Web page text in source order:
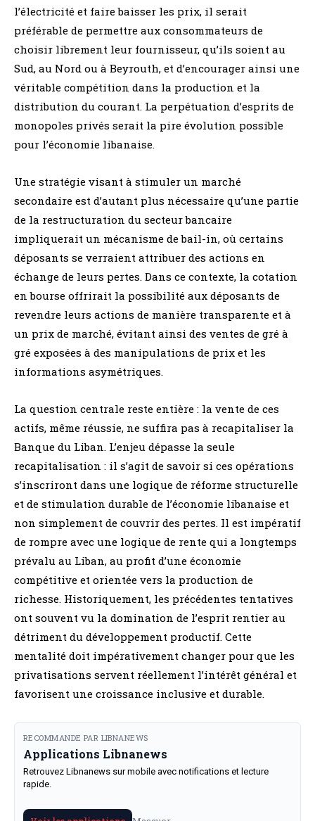
l’électricité et faire baisser les prix, il serait
préférable de permettre aux consommateurs de
choisir librement leur fournisseur, qu’ils soient au
Sud, au Nord ou à Beyrouth, et d’encourager ainsi une
véritable compétition dans la production et la
distribution du courant. La perpétuation d’esprits de
monopoles privés serait la pire évolution possible
pour l’économie libanaise.
Une stratégie visant à stimuler un marché
secondaire est d’autant plus nécessaire qu’une partie
de la restructuration du secteur bancaire
impliquerait un mécanisme de bail-in, où certains
déposants se verraient attribuer des actions en
échange de leurs pertes. Dans ce contexte, la cotation
en bourse offrirait la possibilité aux déposants de
revendre leurs actions de manière transparente et à
un prix de marché, évitant ainsi des ventes de gré à
gré exposées à des manipulations de prix et les
informations asymétriques.
La question centrale reste entière : la vente de ces
actifs, même réussie, ne suffira pas à recapitaliser la
Banque du Liban. L’enjeu dépasse la seule
recapitalisation : il s’agit de savoir si ces opérations
s’inscriront dans une logique de réforme structurelle
et de stimulation durable de l’économie libanaise et
non simplement de couvrir des pertes. Il est impératif
de rompre avec une logique de rente qui a longtemps
prévalu au Liban, au profit d’une économie
compétitive et orientée vers la production de
richesse. Historiquement, les précédentes tentatives
ont souvent vu la domination de l’esprit rentier au
détriment du développement productif. Cette
mentalité doit impérativement changer pour que les
privatisations servent réellement l’intérêt général et
favorisent une croissance inclusive et durable.
RECOMMANDE PAR LIBNANEWS
Applications Libnanews
Retrouvez Libnanews sur mobile avec notifications et lecture
rapide.